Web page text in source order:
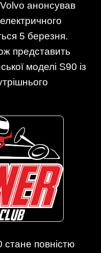
анонсував
5 березня.
представить
моделі S90 із
стане повністю